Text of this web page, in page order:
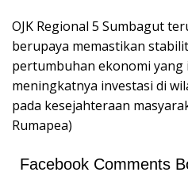
OJK Regional 5 Sumbagut
berupaya memastikan
pertumbuhan ekonomi yang
meningkatnya investasi di
pada kesejahteraan
Rumapea)
Facebook Comments